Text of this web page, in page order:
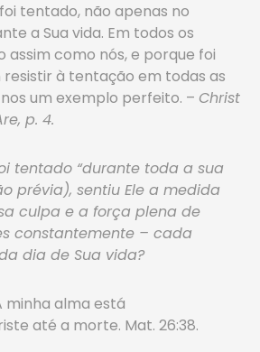
tentado, não apenas no
a Sua vida. Em todos os
como nós, e porque foi
à tentação em todas as
um exemplo perfeito. – Christ
p. 4.
tentado “durante toda a sua
prévia), sentiu Ele a medida
culpa e a força plena de
constantemente – cada
dia de Sua vida?
minha alma está
até a morte. Mat. 26:38.